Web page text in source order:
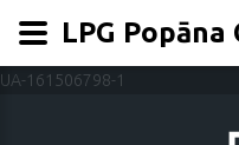
UA-161506798-1